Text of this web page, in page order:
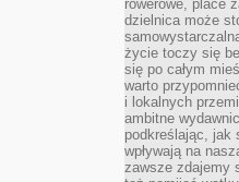
rowerowe, place
dzielnica może
życie toczy się
się po całym
warto
i lokalnych
ambitne
podkreślając, jak
wpływają na
zawsze zdajemy